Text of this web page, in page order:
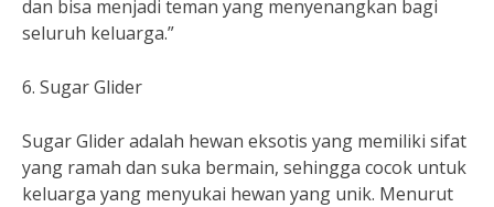
dan bisa menjadi teman yang menyenangkan bagi
seluruh keluarga.”
6. Sugar Glider
Sugar Glider adalah hewan eksotis yang memiliki sifat
yang ramah dan suka bermain, sehingga cocok untuk
keluarga yang menyukai hewan yang unik. Menurut